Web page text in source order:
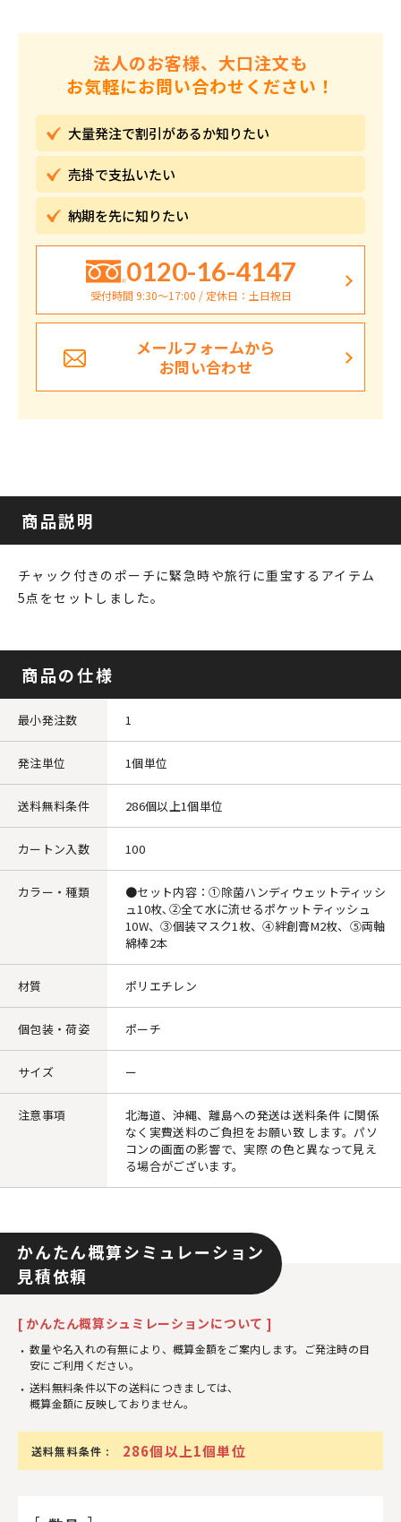
法人のお客様、大口注文も
お気軽にお問い合わせください！
大量発注で割引があるか知りたい
売掛で支払いたい
納期を先に知りたい
0120-16-4147
受付時間 9:30〜17:00 / 定休日：土日祝日
メールフォームから
お問い合わせ
商品説明
チャック付きのポーチに緊急時や旅行に重宝するアイテム
5点をセットしました｡
商品の仕様
最小発注数 1
発注単位 1個単位
送料無料条件 286個以上1個単位
カートン入数 100
カラー・種類
●セット内容：①除菌ハンディウェットティッシ
ュ10枚､②全て水に流せるポケットティッシュ
10W、③個装マスク1枚、④絆創膏M2枚、⑤両軸
綿棒2本
材質 ポリエチレン
個包装・荷姿 ポーチ
サイズ ー
注意事項
北海道、沖縄、離島への発送は送料条件 に関係
なく実費送料のご負担をお願い致 します。パソ
コンの画面の影響で、実際 の色と異なって見え
る場合がございます。
かんたん概算シミュレーション
見積依頼
[ かんたん概算シュミレーションについて ]
数量や名入れの有無により、概算金額をご案内します。ご発注時の目
安にご利用ください。
送料無料条件以下の送料につきましては、
概算金額に反映しておりません。
送料無料条件 : 286個以上1個単位